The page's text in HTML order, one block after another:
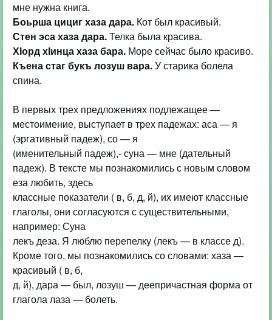
Боьрша цициг хаза дара.
Стен эса хаза дара.
ХІорд хІинца хаза бара.
Къена стаг букъ лозуш вара.У старика болела
спина.
В первых трех предложениях подлежащее —
местоимение, выступает в трех падежах: аса — я
(эргативный падеж), со — я
(именительный падеж),- суна — мне (дательный
падеж). В тексте мы познакомились с новым словом
еза любить, здесь
классные показатели ( в, б, д, й), их имеют классные
глаголы, они согласуются с существительными,
например: Суна
лекъ деза. Я люблю перепелку (лекъ — в классе д).
Кроме того, мы познакомились со словами: хаза —
красивый ( в, б,
д, й), дара — был, лозуш — деепричастная форма от
глагола лаза — болеть.